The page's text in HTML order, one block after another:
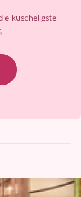
kuscheligste